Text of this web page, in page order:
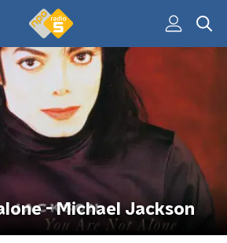
- Michael Jackson